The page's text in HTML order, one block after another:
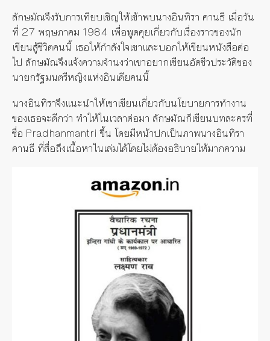
ลักษมัณจึงรับการเทียบเชิญให้เข้าพบนางอินทิรา คานธี เมื่อวัน
ที่ 27 พฤษภาคม 1984 เพื่อพูดคุยเกี่ยวกับเรื่องราวของนัก
เขียนสู้ชีวิตคนนี้ เธอให้กำลังใจเขาและบอกให้เขียนหนังสือต่อ
ไป ลักษมัณจึงแจ้งความจำนงว่าเขาอยากเขียนอัตชีวประวัติของ
นายกรัฐมนตรีหญิงแห่งอินเดียคนนี้
นางอินทิราจึงแนะนำให้เขาเขียนเกี่ยวกับนโยบายการทำงาน
ของเธอจะดีกว่า ทำให้ในเวลาต่อมา ลักษมัณก็เขียนบทละครที่
ชื่อ Pradhanmantri ขึ้น โดยมีหน้าปกเป็นภาพนางอินทิรา
คานธี ที่สื่อถึงเนื้อหาในเล่มได้โดยไม่ต้องอธิบายให้มากความ